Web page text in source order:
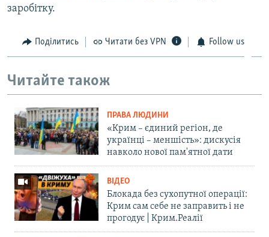
заробітку.
Поділитись Читати без VPN Follow us
Читайте також
ПРАВА ЛЮДИНИ
«Крим – єдиний регіон, де
українці – меншість»: дискусія
навколо нової пам'ятної дати
ВІДЕО
Блокада без сухопутної операції:
Крим сам себе не заправить і не
прогодує | Крим.Реалії